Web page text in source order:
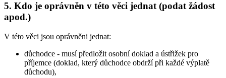
5. Kdo je oprávněn v této věci jednat (podat žádost
apod.)
V této věci jsou oprávněni jednat:
důchodce - musí předložit osobní doklad a ústřižek pro
příjemce (doklad, který důchodce obdrží při každé výplatě
důchodu),